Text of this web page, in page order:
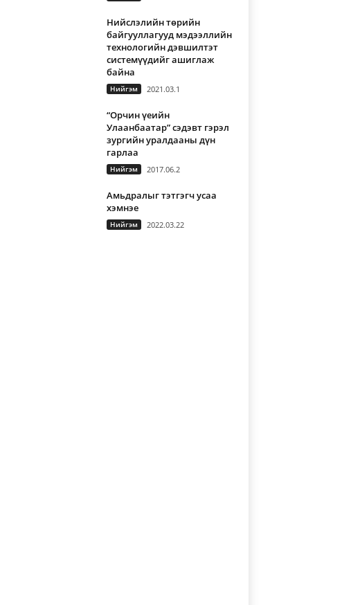
Нийслэлийн төрийн
байгууллагууд мэдээллийн
технологийн дэвшилтэт
системүүдийг ашиглаж
байна
Нийгэм 2021.03.1
“Орчин үеийн
Улаанбаатар” сэдэвт гэрэл
зургийн уралдааны дүн
гарлаа
Нийгэм 2017.06.2
Амьдралыг тэтгэгч усаа
хэмнэе
Нийгэм 2022.03.22